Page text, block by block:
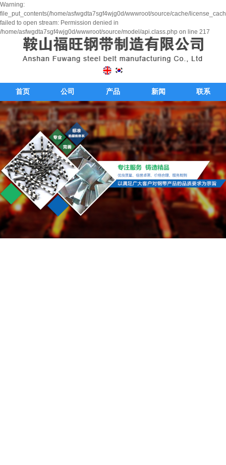
Warning:
file_put_contents(/home/asfwgdta7sgf4wjg0d/wwwroot/source/cache/
failed to open stream: Permission denied in
/home/asfwgdta7sgf4wjg0d/wwwroot/source/model/api.class.php on line 217
首页 公司 产品 新闻 联系